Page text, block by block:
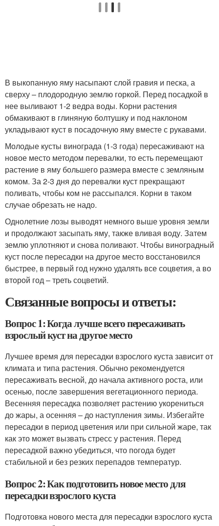
В выкопанную яму насыпают слой гравия и песка, а
сверху – плодородную землю горкой. Перед посадкой в
нее выливают 1-2 ведра воды. Корни растения
обмакивают в глиняную болтушку и под наклоном
укладывают куст в посадочную яму вместе с рукавами.
Молодые кусты винограда (1-3 года) пересаживают на
новое место методом перевалки, то есть перемещают
растение в яму большего размера вместе с земляным
комом. За 2-3 дня до перевалки куст прекращают
поливать, чтобы ком не рассыпался. Корни в таком
случае обрезать не надо.
Однолетние лозы выводят немного выше уровня земли
и продолжают засыпать яму, также вливая воду. Затем
землю уплотняют и снова поливают. Чтобы виноградный
куст после пересадки на другое место восстановился
быстрее, в первый год нужно удалять все соцветия, а во
второй год – треть соцветий.
Связанные вопросы и ответы:
Вопрос 1: Когда лучше всего пересаживать
взрослый куст на другое место
Лучшее время для пересадки взрослого куста зависит от
климата и типа растения. Обычно рекомендуется
пересаживать весной, до начала активного роста, или
осенью, после завершения вегетационного периода.
Весенняя пересадка позволяет растению укорениться
до жары, а осенняя – до наступления зимы. Избегайте
пересадки в период цветения или при сильной жаре, так
как это может вызвать стресс у растения. Перед
пересадкой важно убедиться, что погода будет
стабильной и без резких перепадов температур.
Вопрос 2: Как подготовить новое место для
пересадки взрослого куста
Подготовка нового места для пересадки взрослого куста